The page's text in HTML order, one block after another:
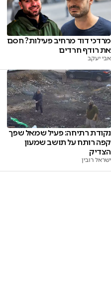
מרדכי דוד מרחיב פעילות? חסם
את רודף חרדים
אבי יעקב
נקודת רתיחה: פעיל שמאל שפך
קפה רותח על תושב שמעון
הצדיק
ישראל רובין